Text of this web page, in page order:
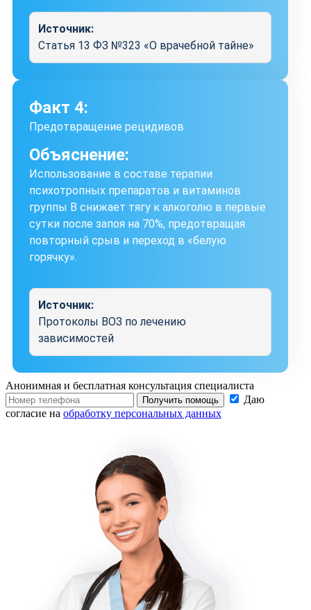
Источник:
Статья 13 ФЗ №323 «О врачебной тайне»
Факт 4:
Предотвращение рецидивов
Объяснение:
Использование в составе терапии
психотропных препаратов и витаминов
группы B снижает тягу к алкоголю в первые
сутки после запоя на 70%, предотвращая
повторный срыв и переход в «белую
горячку».
Источник:
Протоколы ВОЗ по лечению
зависимостей
Анонимная и бесплатная консультация специалиста
Получить помощь
Даю
согласие на обработку персональных данных